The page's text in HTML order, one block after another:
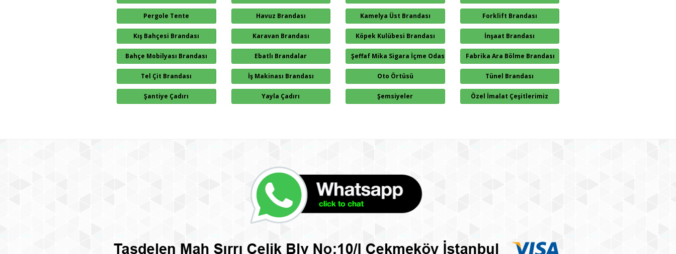
Pergole Tente Havuz Brandası Kamelya Üst Brandası Forklift Brandası
Kış Bahçesi Brandası Karavan Brandası Köpek Kulübesi Brandası İnşaat Brandası
Bahçe Mobilyası Brandası Ebatlı Brandalar Şeffaf Mika Sigara İçme Odası Fabrika Ara Bölme Brandası
Tel Çit Brandası İş Makinası Brandası Oto Örtüsü Tünel Brandası
Şantiye Çadırı Yayla Çadırı Şemsiyeler Özel İmalat Çeşitlerimiz